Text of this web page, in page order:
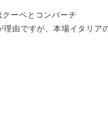
ーペとコンバーチ
由ですが、本場イタリア